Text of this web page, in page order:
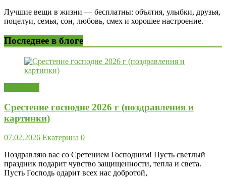
Лучшие вещи в жизни — бесплатны: объятия, улыбки, друзья,
поцелуи, семья, сон, любовь, смех и хорошее настроение.
Последнее в блоге
Срестение господне 2026 г (поздравления и
картинки)
07.02.2026 Екатерина 0
Поздравляю вас со Сретением Господним! Пусть светлый
праздник подарит чувство защищенности, тепла и света.
Пусть Господь одарит всех нас добротой,